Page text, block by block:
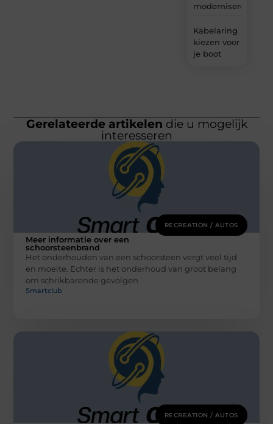
moderniseren
Kabelaring
kiezen voor
je boot
Gerelateerde artikelen die u mogelijk
interesseren
RECREATION / AUTOS
Meer informatie over een
schoorsteenbrand
Het onderhouden van een schoorsteen vergt veel tijd
en moeite. Echter is het onderhoud van groot belang
om schrikbarende gevolgen
Smartclub
RECREATION / AUTOS